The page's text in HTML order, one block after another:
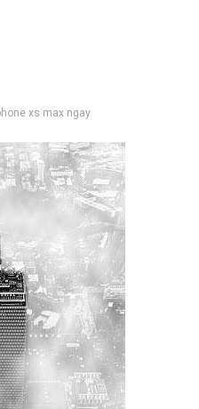
xs max ngay